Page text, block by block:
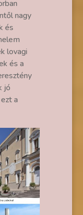
nagy
és
lovagi
és a
jó
a